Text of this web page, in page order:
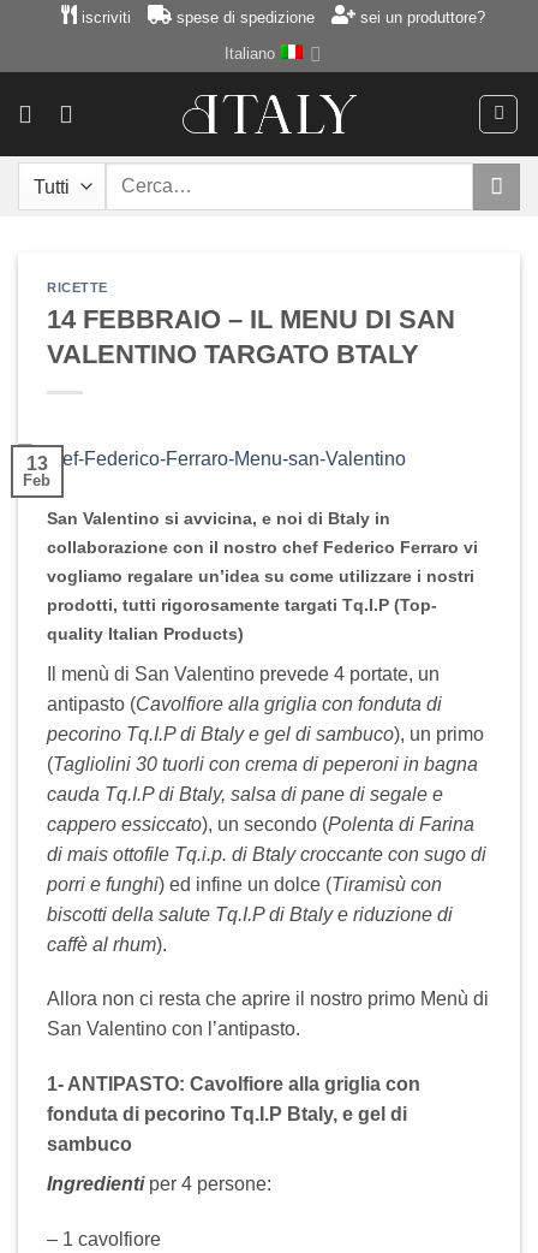
contenuti
iscriviti spese di spedizione
sei un produttore?
Italiano
Cerca:
RICETTE
14 FEBBRAIO – IL MENU DI SAN
VALENTINO TARGATO BTALY
13
Feb
San Valentino si avvicina, e noi di Btaly in
collaborazione con il nostro chef Federico Ferraro vi
vogliamo regalare un’idea su come utilizzare i nostri
prodotti, tutti rigorosamente targati Tq.I.P (Top-
quality Italian Products)
Il menù di San Valentino prevede 4 portate, un
antipasto (Cavolfiore alla griglia con fonduta di
pecorino Tq.I.P di Btaly e gel di sambuco), un primo
(Tagliolini 30 tuorli con crema di peperoni in bagna
cauda Tq.I.P di Btaly, salsa di pane di segale e
cappero essiccato), un secondo (Polenta di Farina
di mais ottofile Tq.i.p. di Btaly croccante con sugo di
porri e funghi) ed infine un dolce (Tiramisù con
biscotti della salute Tq.I.P di Btaly e riduzione di
caffè al rhum).
Allora non ci resta che aprire il nostro primo Menù di
San Valentino con l’antipasto.
1- ANTIPASTO: Cavolfiore alla griglia con
fonduta di pecorino Tq.I.P Btaly, e gel di
sambuco
Ingredientiper 4 persone:
– 1 cavolfiore